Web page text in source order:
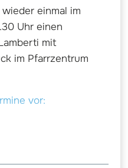
einmal im
Uhr einen
mit
im Pfarrzentrum
vor: